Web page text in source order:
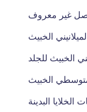
غير معروف
الخبيث
الخبيث للجلد
الخبيث
الخلايا البدينة